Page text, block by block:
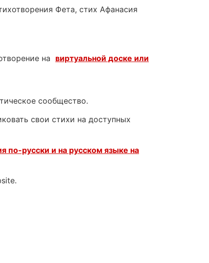
Фета, стих Афанасия
на виртуальной доске или
сообщество.
свои стихи на доступных
по-русски и на русском языке на